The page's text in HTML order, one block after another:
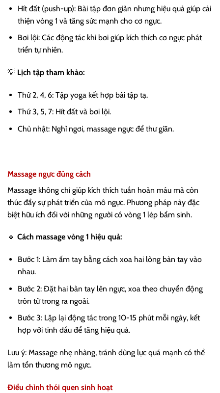
Hít đất (push-up): Bài tập đơn giản nhưng hiệu quả giúp cải
thiện vòng 1 và tăng sức mạnh cho cơ ngực.
Bơi lội: Các động tác khi bơi giúp kích thích cơ ngực phát
triển tự nhiên.
💡 Lịch tập tham khảo:
Thứ 2, 4, 6: Tập yoga kết hợp bài tập tạ.
Thứ 3, 5, 7: Hít đất và bơi lội.
Chủ nhật: Nghỉ ngơi, massage ngực để thư giãn.
Massage ngực đúng cách
Massage không chỉ giúp kích thích tuần hoàn máu mà còn
thúc đẩy sự phát triển của mô ngực. Phương pháp này đặc
biệt hữu ích đối với những người có vòng 1 lép bẩm sinh.
🔹 Cách massage vòng 1 hiệu quả:
Bước 1: Làm ấm tay bằng cách xoa hai lòng bàn tay vào
nhau.
Bước 2: Đặt hai bàn tay lên ngực, xoa theo chuyển động
tròn từ trong ra ngoài.
Bước 3: Lặp lại động tác trong 10-15 phút mỗi ngày, kết
hợp với tinh dầu để tăng hiệu quả.
Lưu ý: Massage nhẹ nhàng, tránh dùng lực quá mạnh có thể
làm tổn thương mô ngực.
Điều chỉnh thói quen sinh hoạt